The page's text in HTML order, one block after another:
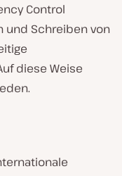
Control
und Schreiben von
diese Weise